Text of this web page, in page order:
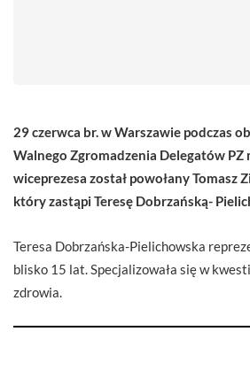
29 czerwca br. w Warszawie podczas
Walnego Zgromadzenia Delegatów PZ
wiceprezesa został powołany Tomasz
który zastąpi Teresę Dobrzańską-
Teresa Dobrzańska-Pielichowska
blisko 15 lat. Specjalizowała się w
zdrowia.